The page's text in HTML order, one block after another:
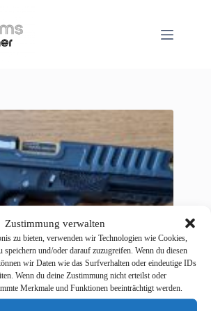
Zustimmung verwalten
zu bieten, verwenden wir Technologien wie Cookies,
speichern und/oder darauf zuzugreifen. Wenn du diesen
wir Daten wie das Surfverhalten oder eindeutige IDs
Wenn du deine Zustimmung nicht erteilst oder
Merkmale und Funktionen beeinträchtigt werden.